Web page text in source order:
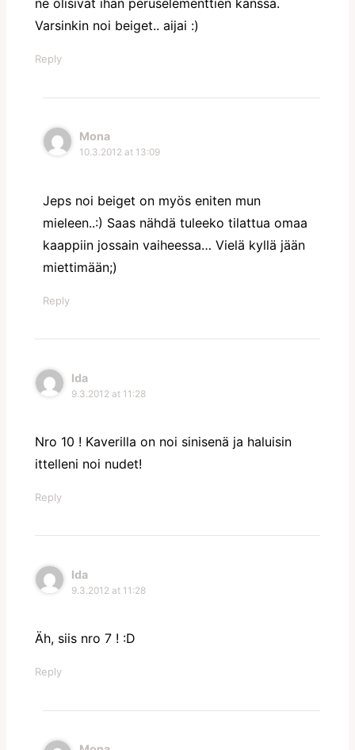
ne olisivat ihan peruselementtien kanssa.
Varsinkin noi beiget.. aijai :)
Reply
Mona
10.3.2012 at 13:09
Jeps noi beiget on myös eniten mun
mieleen..:) Saas nähdä tuleeko tilattua omaa
kaappiin jossain vaiheessa… Vielä kyllä jään
miettimään;)
Reply
Ida
9.3.2012 at 11:28
Nro 10 ! Kaverilla on noi sinisenä ja haluisin
ittelleni noi nudet!
Reply
Ida
9.3.2012 at 11:28
Äh, siis nro 7 ! :D
Reply